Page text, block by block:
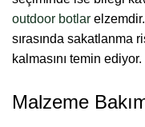
outdoor botlar
sırasında sakatlanma
kalmasını temin ediyor.
Malzeme